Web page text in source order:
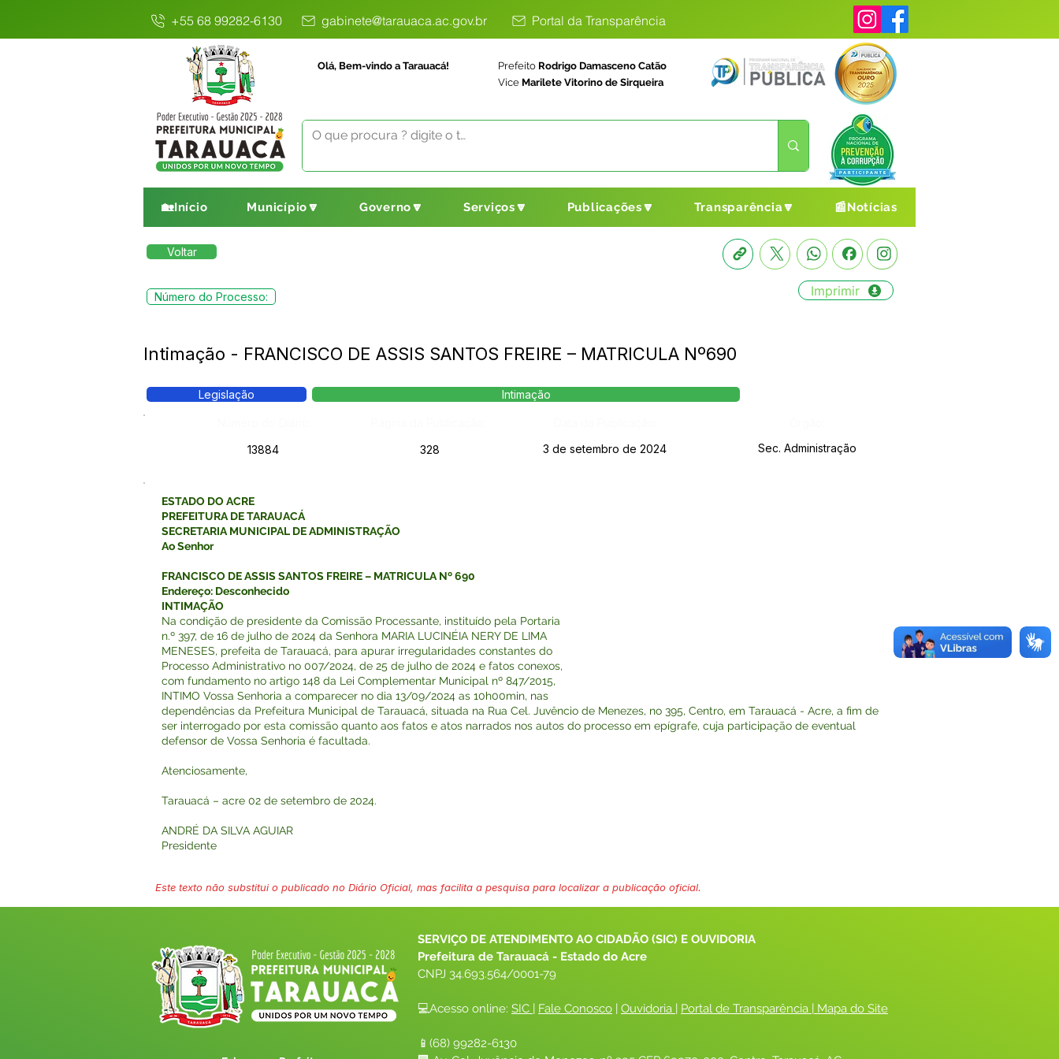
+55 68 99282-6130 gabinete@tarauaca.ac.gov.br Portal da Transparência
Olá, Bem-vindo a Tarauacá! Prefeito Rodrigo Damasceno Catão
Vice Marilete Vitorino de Sirqueira
🏡Início Município🔽 Governo🔽 Serviços🔽 Publicações🔽 Transparência🔽 📰Notícias
Voltar
Número do Processo: Imprimir
Intimação - FRANCISCO DE ASSIS SANTOS FREIRE – MATRICULA Nº690
Legislação Intimação
13884
328 3 de setembro de 2024 Sec. Administração
ESTADO DO ACRE
PREFEITURA DE TARAUACÁ
SECRETARIA MUNICIPAL DE ADMINISTRAÇÃO
Ao Senhor
FRANCISCO DE ASSIS SANTOS FREIRE – MATRICULA Nº 690
Endereço: Desconhecido
INTIMAÇÃO
Na condição de presidente da Comissão Processante, instituído pela Portaria
n.º 397, de 16 de julho de 2024 da Senhora MARIA LUCINÉIA NERY DE LIMA
MENESES, prefeita de Tarauacá, para apurar irregularidades constantes do
Processo Administrativo no 007/2024, de 25 de julho de 2024 e fatos conexos,
com fundamento no artigo 148 da Lei Complementar Municipal nº 847/2015,
INTIMO Vossa Senhoria a comparecer no dia 13/09/2024 as 10h00min, nas
dependências da Prefeitura Municipal de Tarauacá, situada na Rua Cel. Juvêncio de Menezes, no 395, Centro, em Tarauacá - Acre, a fim de
ser interrogado por esta comissão quanto aos fatos e atos narrados nos autos do processo em epígrafe, cuja participação de eventual
defensor de Vossa Senhoria é facultada.
Atenciosamente,
Tarauacá – acre 02 de setembro de 2024.
ANDRÉ DA SILVA AGUIAR
Presidente
Este texto não substitui o publicado no Diário Oficial, mas facilita a pesquisa para localizar a publicação oficial.
SERVIÇO DE ATENDIMENTO AO CIDADÃO (SIC) E OUVIDORIA
Prefeitura de Tarauacá - Estado do Acre
CNPJ 34.693.564/0001-79
💻Acesso online: SIC | Fale Conosco | Ouvidoria | Portal de Transparência | Mapa do Site
📱(68) 99282-6130